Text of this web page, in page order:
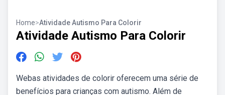
Home>Atividade Autismo Para Colorir
Atividade Autismo Para Colorir
Webas atividades de colorir oferecem uma série de
benefícios para crianças com autismo. Além de